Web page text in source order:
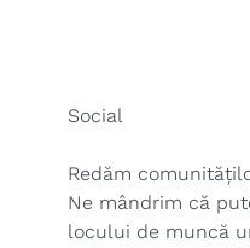
Social
Redăm
Ne mândrim că
locului de muncă